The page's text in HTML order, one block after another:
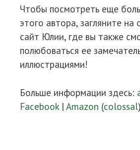
Чтобы посмотреть еще
этого автора, загляните на
сайт Юлии, где вы также
полюбоваться ее
иллюстрациями!
Больше информации здесь:
Facebook| Amazon (colossal)